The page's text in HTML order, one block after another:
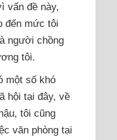
vấn đề này,
đến mức tôi
người chồng
tôi.
một số khó
hội tại đây, về
tôi cũng
văn phòng tại